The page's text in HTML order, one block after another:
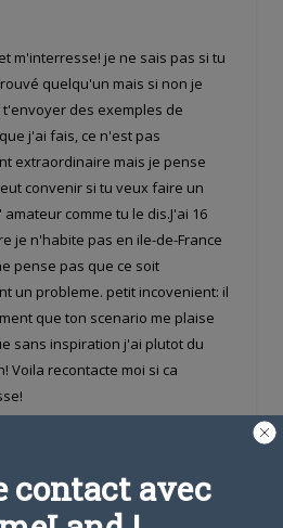
m'interresse! je ne sais pas si tu
quelqu'un mais si non je
des exemples de
j'ai fais, ce n'est pas
extraordinaire mais je pense
convenir si tu veux faire un
comme tu le dis.J'ai 16
je n'habite pas en ile-de-France
pense pas que ce soit
un probleme. petit incovenient: il
que ton scenario me plaise
sans inspiration j'ai plutot du
Voila recontacte moi si ca
LE 5 OCTOBRE 2015 À 18 H 18
contact avec